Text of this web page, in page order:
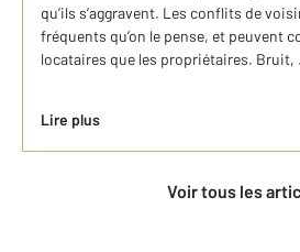
qu’ils s’aggravent. Les conflits de
fréquents qu’on le pense, et peuvent
locataires que les propriétaires. Bruit,
Lire plus
Voir tous les